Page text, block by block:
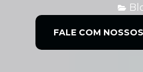
FALE COM